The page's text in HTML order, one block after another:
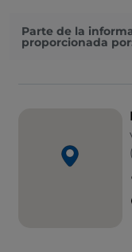
Parte de la
proporcionada